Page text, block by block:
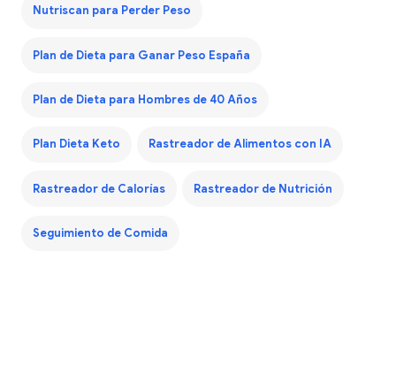
Nutriscan para Perder Peso
Plan de Dieta para Ganar Peso España
Plan de Dieta para Hombres de 40 Años
Plan Dieta Keto Rastreador de Alimentos con IA
Rastreador de Calorías Rastreador de Nutrición
Seguimiento de Comida